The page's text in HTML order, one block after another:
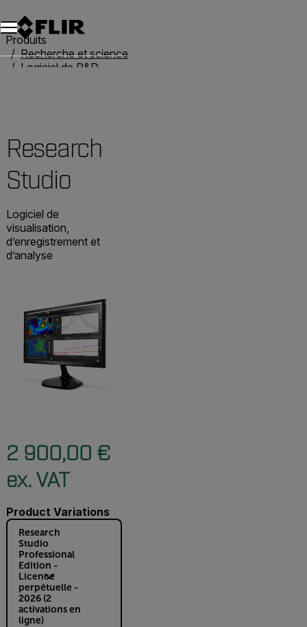
Unread messages
Modèle
Supprimer
articles
article
Ajouter au panier
Ajouté au panier
Produits
Recherche et science
Logiciel de R&D
Research
Studio
Logiciel de
visualisation,
d’enregistrement et
d’analyse
2 900,00 €
ex. VAT
Product Variations
Research
Studio
Professional
Edition -
Licence
perpétuelle -
2026 (2
activations en
ligne)